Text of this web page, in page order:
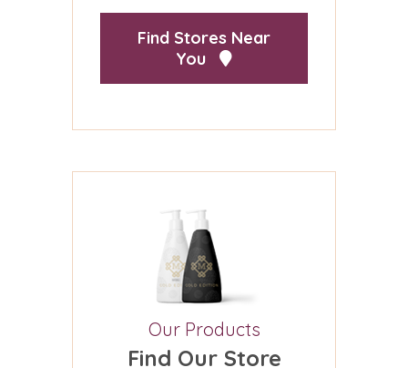
Find Stores Near
You
Our Products
Find Our Store